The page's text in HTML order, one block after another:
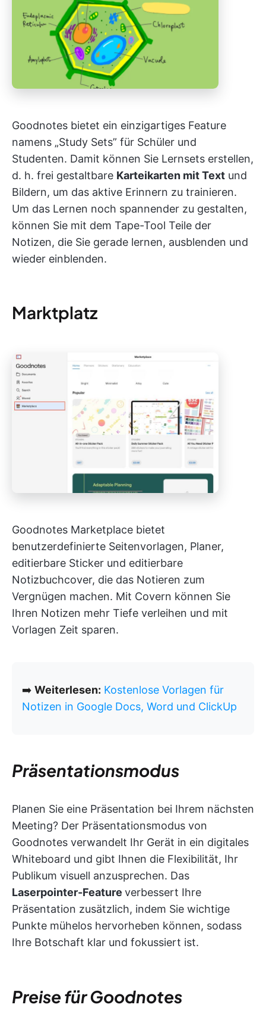
Goodnotes bietet ein einzigartiges Feature
namens „Study Sets” für Schüler und
Studenten. Damit können Sie Lernsets erstellen,
d. h. frei gestaltbare Karteikarten mit Text und
Bildern, um das aktive Erinnern zu trainieren.
Um das Lernen noch spannender zu gestalten,
können Sie mit dem Tape-Tool Teile der
Notizen, die Sie gerade lernen, ausblenden und
wieder einblenden.
Marktplatz
Goodnotes Marketplace bietet
benutzerdefinierte Seitenvorlagen, Planer,
editierbare Sticker und editierbare
Notizbuchcover, die das Notieren zum
Vergnügen machen. Mit Covern können Sie
Ihren Notizen mehr Tiefe verleihen und mit
Vorlagen Zeit sparen.
➡️ Weiterlesen: Kostenlose Vorlagen für
Notizen in Google Docs, Word und ClickUp
Präsentationsmodus
Planen Sie eine Präsentation bei Ihrem nächsten
Meeting? Der Präsentationsmodus von
Goodnotes verwandelt Ihr Gerät in ein digitales
Whiteboard und gibt Ihnen die Flexibilität, Ihr
Publikum visuell anzusprechen. Das
Laserpointer-Feature verbessert Ihre
Präsentation zusätzlich, indem Sie wichtige
Punkte mühelos hervorheben können, sodass
Ihre Botschaft klar und fokussiert ist.
Preise für Goodnotes